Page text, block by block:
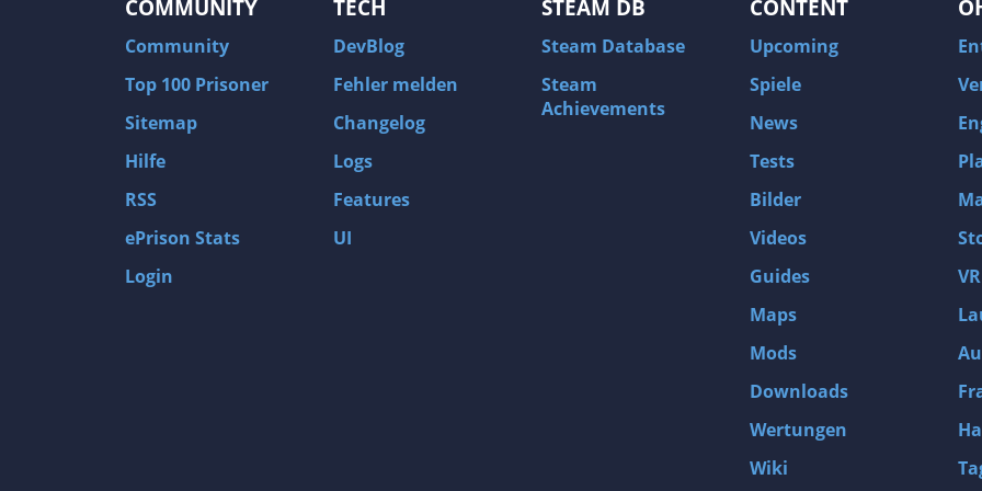
COMMUNITY
Community
Top 100 Prisoner
Sitemap
Hilfe
RSS
ePrison Stats
Login
TECH
DevBlog
Fehler melden
Changelog
Logs
Features
UI
STEAM DB
Steam Database
Steam
Achievements
CONTENT
Upcoming
Spiele
News
Tests
Bilder
Videos
Guides
Maps
Mods
Downloads
Wertungen
Wiki
VR